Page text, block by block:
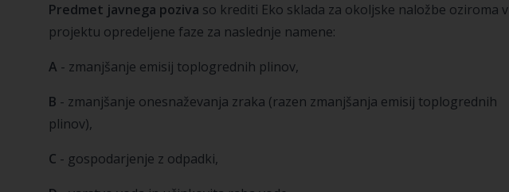
Predmet javnega poziva so krediti Eko sklada za okoljske naložbe oziroma v
projektu opredeljene faze za naslednje namene:
A - zmanjšanje emisij toplogrednih plinov,
B - zmanjšanje onesnaževanja zraka (razen zmanjšanja emisij toplogrednih
plinov),
C - gospodarjenje z odpadki,